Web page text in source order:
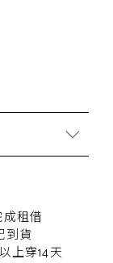
租借
到貨
上穿14天